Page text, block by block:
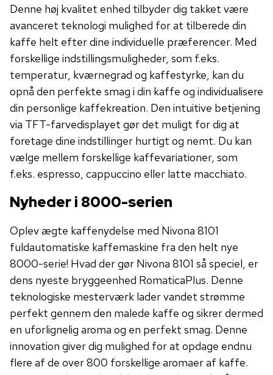
Denne høj kvalitet enhed tilbyder dig takket være
avanceret teknologi mulighed for at tilberede din
kaffe helt efter dine individuelle præferencer. Med
forskellige indstillingsmuligheder, som f.eks.
temperatur, kværnegrad og kaffestyrke, kan du
opnå den perfekte smag i din kaffe og individualisere
din personlige kaffekreation. Den intuitive betjening
via TFT-farvedisplayet gør det muligt for dig at
foretage dine indstillinger hurtigt og nemt. Du kan
vælge mellem forskellige kaffevariationer, som
f.eks. espresso, cappuccino eller latte macchiato.
Nyheder i 8000-serien
Oplev ægte kaffenydelse med Nivona 8101
fuldautomatiske kaffemaskine fra den helt nye
8000-serie! Hvad der gør Nivona 8101 så speciel, er
dens nyeste bryggeenhed RomaticaPlus. Denne
teknologiske mesterværk lader vandet strømme
perfekt gennem den malede kaffe og sikrer dermed
en uforlignelig aroma og en perfekt smag. Denne
innovation giver dig mulighed for at opdage endnu
flere af de over 800 forskellige aromaer af kaffe.